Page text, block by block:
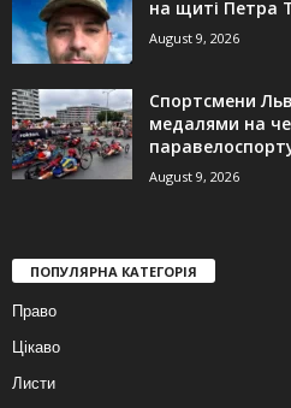
на щиті Петра
August 9, 2026
Спортсмени
медалями на
August 9, 2026
ПОПУЛЯРНА КАТЕГОРІЯ
Право
Цікаво
Листи